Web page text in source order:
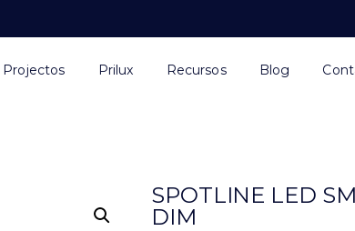
Projectos Prilux Recursos Blog
SPOTLINE LED
DIM